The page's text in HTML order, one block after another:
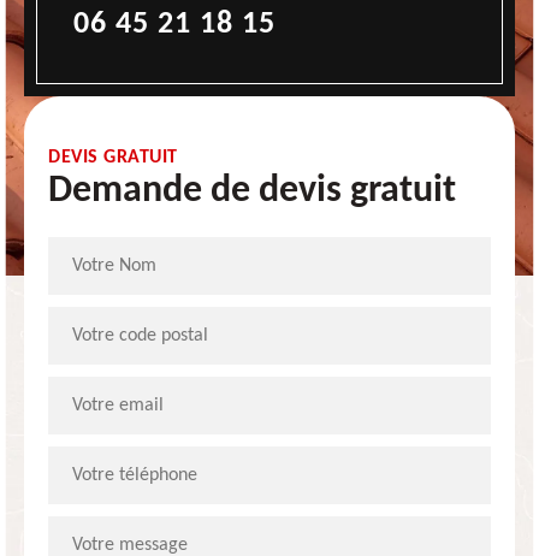
06 45 21 18 15
DEVIS GRATUIT
Demande de devis gratuit